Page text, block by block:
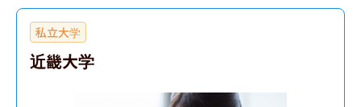
私立大学
近畿大学